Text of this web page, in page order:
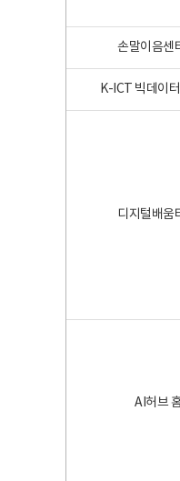
손말이음센
K-ICT 빅데이
디지털배움
AI허브